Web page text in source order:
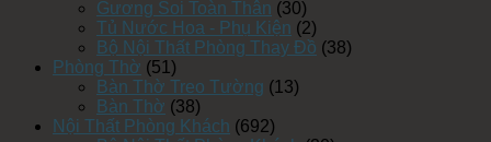
Gương Soi Toàn Thân (30)
Tủ Nước Hoa - Phụ Kiện (2)
Bộ Nội Thất Phòng Thay Đồ (38)
Phòng Thờ (51)
Bàn Thờ Treo Tường (13)
Bàn Thờ (38)
Nội Thất Phòng Khách (692)